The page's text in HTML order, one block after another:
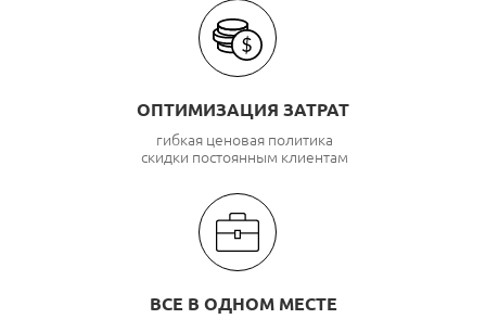
ОПТИМИЗАЦИЯ ЗАТРАТ
гибкая ценовая политика
скидки постоянным клиентам
ВСЕ В ОДНОМ МЕСТЕ